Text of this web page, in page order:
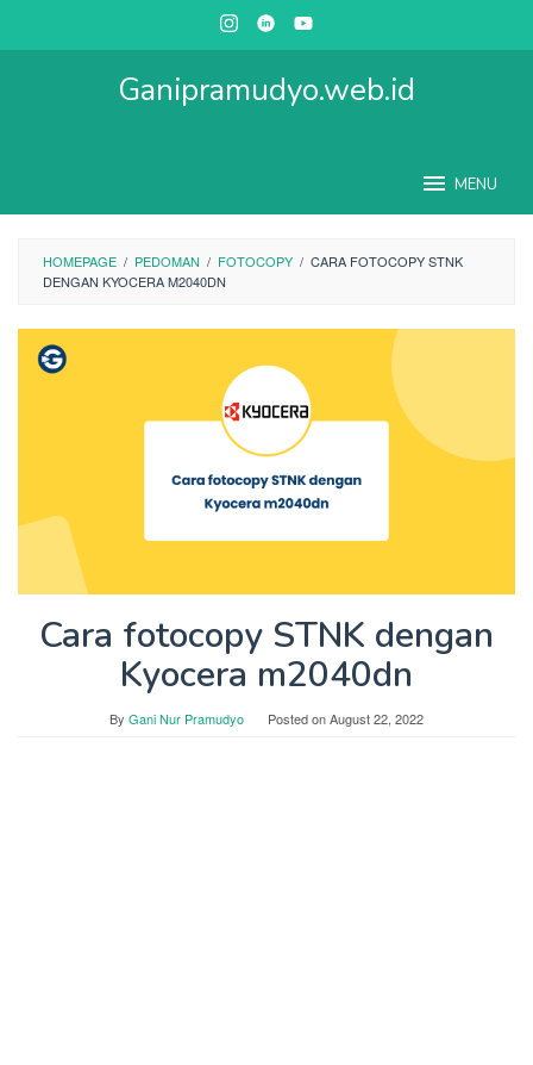
Ganipramudyo.web.id
MENU
HOMEPAGE / PEDOMAN / FOTOCOPY / CARA FOTOCOPY STNK
DENGAN KYOCERA M2040DN
Cara fotocopy STNK dengan
Kyocera m2040dn
By Gani Nur Pramudyo Posted onAugust 22, 2022